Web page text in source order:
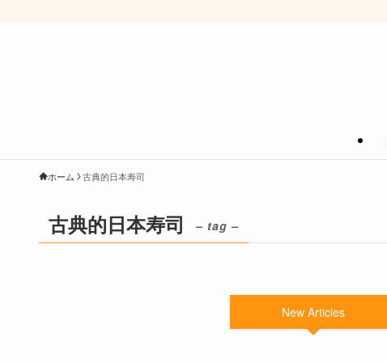
ホーム 古典的日本寿司
古典的日本寿司 – tag –
New Articles